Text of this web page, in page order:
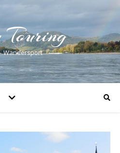
Wandersport